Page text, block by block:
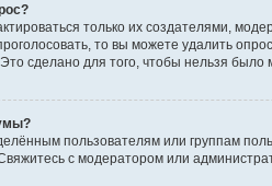
только их создателями,
то вы можете удалить
сделано для того, чтобы нельзя было
пользователям или группам
с модератором или